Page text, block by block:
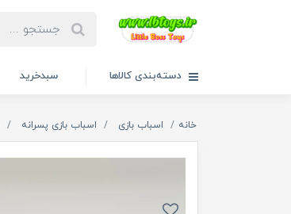
دسته‌بندی کالاها سبدخرید
خانه اسباب بازی اسباب بازی پسرانه